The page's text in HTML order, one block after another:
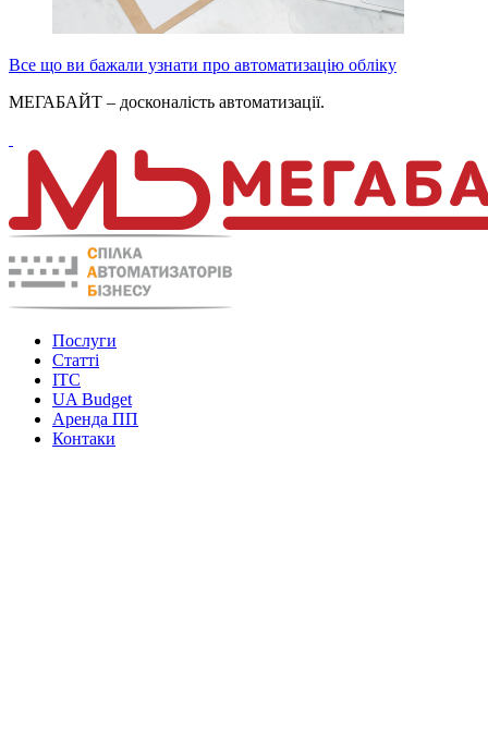
Все що ви бажали узнати про автоматизацію обліку
МЕГАБАЙТ – досконалість автоматизації.
Послуги
Статті
ITC
UA Budget
Аренда ПП
Контаки